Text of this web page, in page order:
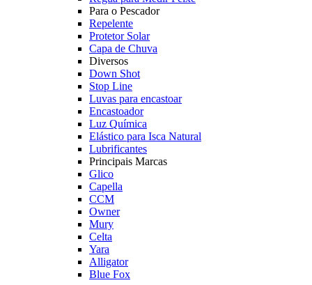
Para o Pescador
Repelente
Protetor Solar
Capa de Chuva
Diversos
Down Shot
Stop Line
Luvas para encastoar
Encastoador
Luz Química
Elástico para Isca Natural
Lubrificantes
Principais Marcas
Glico
Capella
CCM
Owner
Mury
Celta
Yara
Alligator
Blue Fox